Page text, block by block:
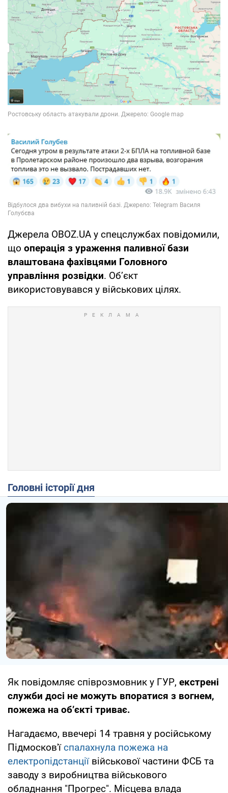
Джерела OBOZ.UA у спецслужбах повідомили,
що операція з ураження паливної бази
влаштована фахівцями Головного
управління розвідки. Об’єкт
використовувався у військових цілях.
Головні історії дня
Як повідомляє співрозмовник у ГУР, екстрені
служби досі не можуть впоратися з вогнем,
пожежа на об’єкті триває.
Нагадаємо, ввечері 14 травня у російському
Підмосков'їспалахнула пожежа на
електропідстанціївійськової частини ФСБ та
заводу з виробництва військового
обладнання "Прогрес". Місцева влада